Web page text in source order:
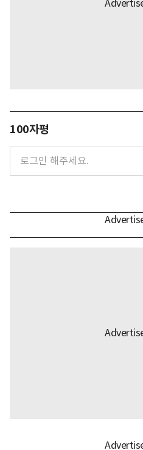
100자평